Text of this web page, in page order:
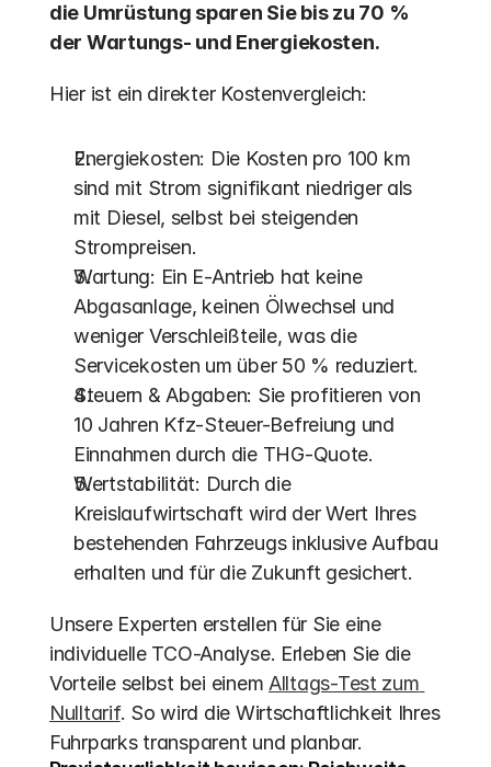
die Umrüstung sparen Sie bis zu 70 %
der Wartungs- und Energiekosten.
Hier ist ein direkter Kostenvergleich:
Energiekosten: Die Kosten pro 100 km
sind mit Strom signifikant niedriger als
mit Diesel, selbst bei steigenden
Strompreisen.
Wartung: Ein E-Antrieb hat keine
Abgasanlage, keinen Ölwechsel und
weniger Verschleißteile, was die
Servicekosten um über 50 % reduziert.
Steuern & Abgaben: Sie profitieren von
10 Jahren Kfz-Steuer-Befreiung und
Einnahmen durch die THG-Quote.
Wertstabilität: Durch die
Kreislaufwirtschaft wird der Wert Ihres
bestehenden Fahrzeugs inklusive Aufbau
erhalten und für die Zukunft gesichert.
Unsere Experten erstellen für Sie eine
individuelle TCO-Analyse. Erleben Sie die
Vorteile selbst bei einem Alltags-Test zum
Nulltarif. So wird die Wirtschaftlichkeit Ihres
Fuhrparks transparent und planbar.